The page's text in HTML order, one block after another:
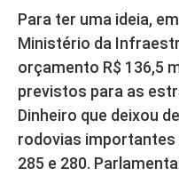
Para ter uma ideia,
Ministério da
orçamento R$ 136,5
previstos para as
Dinheiro que deixou
rodovias importantes
285 e 280.